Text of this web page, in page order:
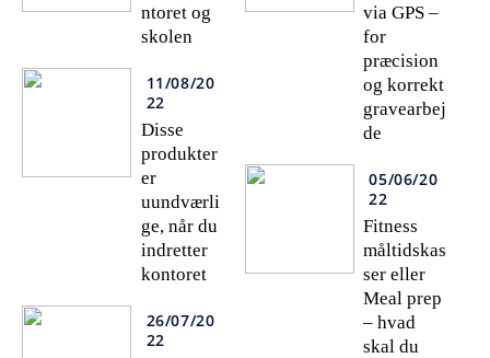
ntoret og
skolen
11/08/20
22
Disse
produkter
er
uundværli
ge, når du
indretter
kontoret
26/07/20
22
via GPS –
for
præcision
og korrekt
gravearbej
de
05/06/20
22
Fitness
måltidskas
ser eller
Meal prep
– hvad
skal du